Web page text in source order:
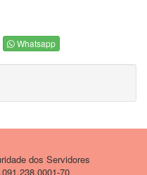
Whatsapp
dos Servidores
70